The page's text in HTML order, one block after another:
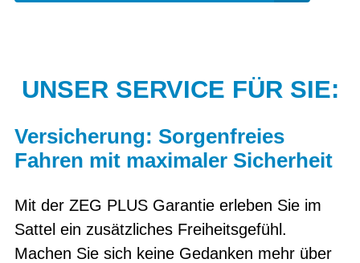
UNSER SERVICE FÜR SIE:
Versicherung: Sorgenfreies
Fahren mit maximaler Sicherheit
Mit der ZEG PLUS Garantie erleben Sie im
Sattel ein zusätzliches Freiheitsgefühl.
Machen Sie sich keine Gedanken mehr über